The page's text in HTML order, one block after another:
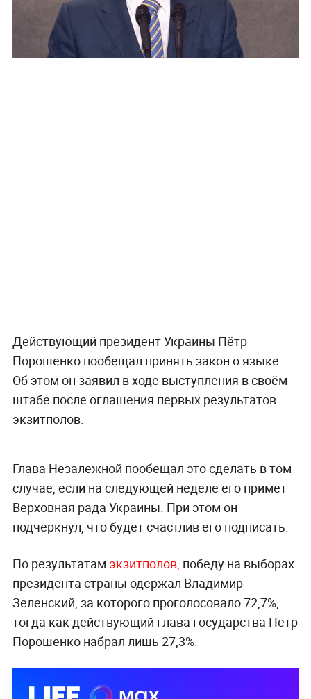
Действующий президент Украины Пётр
Порошенко пообещал принять закон о языке.
Об этом он заявил в ходе выступления в своём
штабе после оглашения первых результатов
экзитполов.
Глава Незалежной пообещал это сделать в том
случае, если на следующей неделе его примет
Верховная рада Украины. При этом он
подчеркнул, что будет счастлив его подписать.
По результатам экзитполов, победу на выборах
президента страны одержал Владимир
Зеленский, за которого проголосовало 72,7%,
тогда как действующий глава государства Пётр
Порошенко набрал лишь 27,3%.